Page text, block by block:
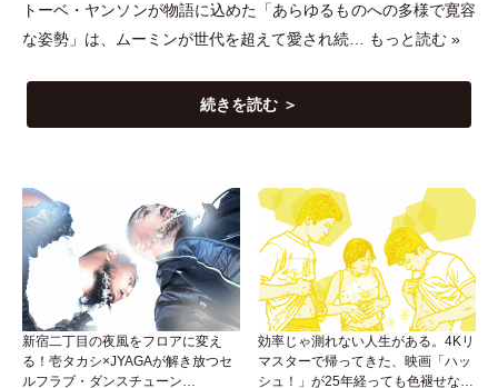
トーベ ・ ヤンソンが物語に込めた 「あらゆるものへの多様で寛容
な姿勢 」 は、ムーミンが世代を超えて愛され続… もっと読む »
続きを読む ＞
新宿二丁目の夜風をフロアに変え
る！壱タカシ×JYAGAが解き放つセ
ルフラブ・ダンスチューン
効率じゃ測れない人生がある。4Kリ
マスターで帰ってきた、映画「ハッ
シュ！」が25年経っても色褪せない